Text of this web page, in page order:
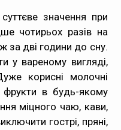
значення при
чотирьох разів на
за дві години до сну.
у вареному вигляді,
корисні молочні
в будь-якому
міцного чаю, кави,
гострі, пряні,